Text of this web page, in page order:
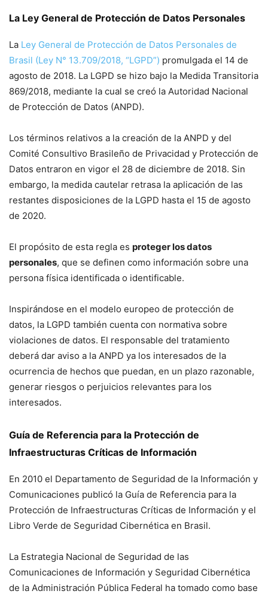
La Ley General de Protección de Datos Personales
La Ley General de Protección de Datos Personales de
Brasil (Ley N° 13.709/2018, “LGPD”) promulgada el 14 de
agosto de 2018. La LGPD se hizo bajo la Medida Transitoria
869/2018, mediante la cual se creó la Autoridad Nacional
de Protección de Datos (ANPD).
Los términos relativos a la creación de la ANPD y del
Comité Consultivo Brasileño de Privacidad y Protección de
Datos entraron en vigor el 28 de diciembre de 2018. Sin
embargo, la medida cautelar retrasa la aplicación de las
restantes disposiciones de la LGPD hasta el 15 de agosto
de 2020.
El propósito de esta regla es proteger los datos
personales, que se definen como información sobre una
persona física identificada o identificable.
Inspirándose en el modelo europeo de protección de
datos, la LGPD también cuenta con normativa sobre
violaciones de datos. El responsable del tratamiento
deberá dar aviso a la ANPD ya los interesados ​​de la
ocurrencia de hechos que puedan, en un plazo razonable,
generar riesgos o perjuicios relevantes para los
interesados.
Guía de Referencia para la Protección de
Infraestructuras Críticas de Información
En 2010 el Departamento de Seguridad de la Información y
Comunicaciones publicó la Guía de Referencia para la
Protección de Infraestructuras Críticas de Información y el
Libro Verde de Seguridad Cibernética en Brasil.
La Estrategia Nacional de Seguridad de las
Comunicaciones de Información y Seguridad Cibernética
de la Administración Pública Federal ha tomado como base